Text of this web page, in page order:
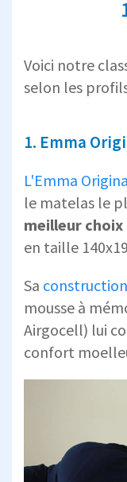
Voici notre
selon les
1. Emma
L'Emma
le matelas le
meilleur choix
en taille
Sa
mousse à
Airgocell) lui
confort